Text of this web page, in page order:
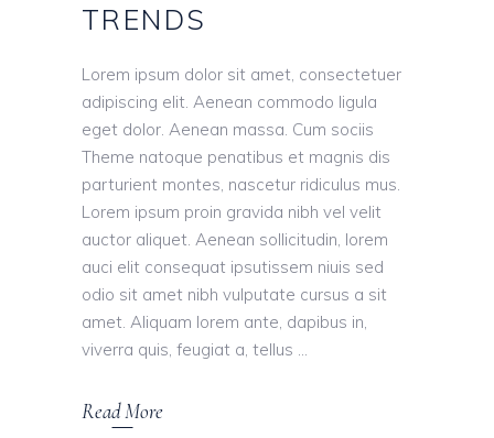
TRENDS
Lorem ipsum dolor sit amet, consectetuer
adipiscing elit. Aenean commodo ligula
eget dolor. Aenean massa. Cum sociis
Theme natoque penatibus et magnis dis
parturient montes, nascetur ridiculus mus.
Lorem ipsum proin gravida nibh vel velit
auctor aliquet. Aenean sollicitudin, lorem
auci elit consequat ipsutissem niuis sed
odio sit amet nibh vulputate cursus a sit
amet. Aliquam lorem ante, dapibus in,
viverra quis, feugiat a, tellus
Read More